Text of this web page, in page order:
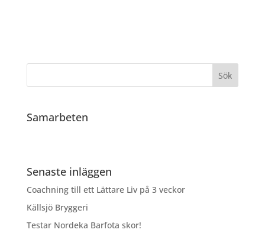
Samarbeten
Senaste inläggen
Coachning till ett Lättare Liv på 3 veckor
Källsjö Bryggeri
Testar Nordeka Barfota skor!